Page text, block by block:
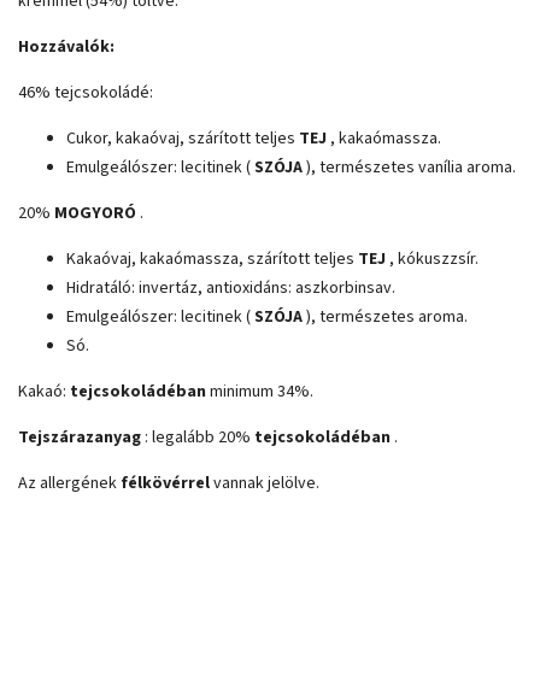
Hozzávalók:
46% tejcsokoládé:
Cukor, kakaóvaj, szárított teljes TEJ , kakaómassza.
Emulgeálószer: lecitinek (SZÓJA), természetes vanília aroma.
20% MOGYORÓ .
Kakaóvaj, kakaómassza, szárított teljes TEJ , kókuszzsír.
Hidratáló: invertáz, antioxidáns: aszkorbinsav.
Emulgeálószer: lecitinek (SZÓJA), természetes aroma.
Só.
Kakaó: tejcsokoládéban minimum 34%.
Tejszárazanyag : legalább 20% tejcsokoládéban .
Az allergének félkövérrelvannak jelölve.